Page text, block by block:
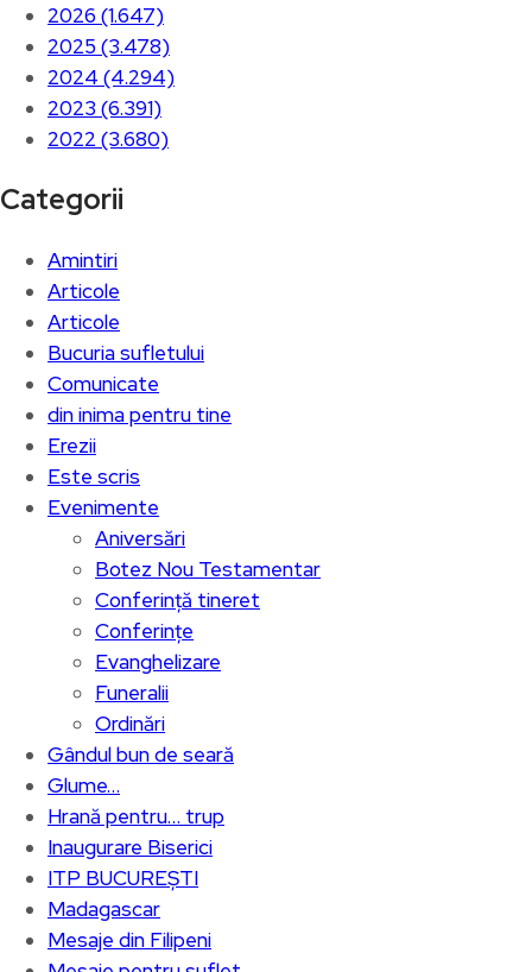
2026 (1.647)
2025 (3.478)
2024 (4.294)
2023 (6.391)
2022 (3.680)
Categorii
Amintiri
Articole
Articole
Bucuria sufletului
Comunicate
din inima pentru tine
Erezii
Este scris
Evenimente
Aniversări
Botez Nou Testamentar
Conferință tineret
Conferințe
Evanghelizare
Funeralii
Ordinări
Gândul bun de seară
Glume…
Hrană pentru… trup
Inaugurare Biserici
ITP BUCUREȘTI
Madagascar
Mesaje din Filipeni